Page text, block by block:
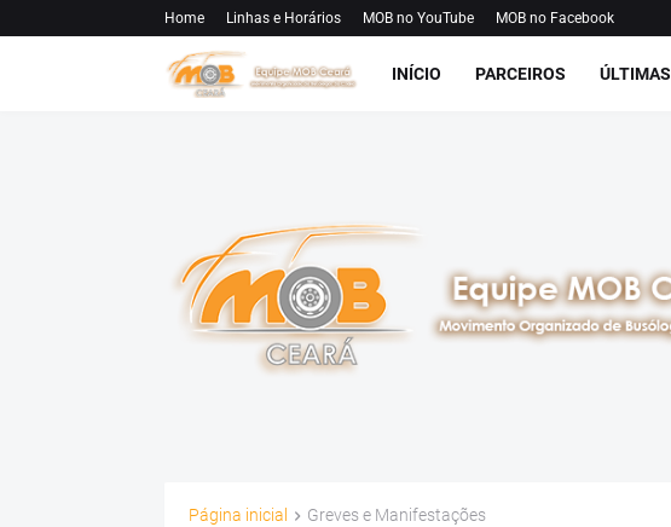
Home Linhas e Horários MOB no YouTube MOB no Facebook
INÍCIO PARCEIROS ÚLTIMAS
Página inicial Greves e Manifestações